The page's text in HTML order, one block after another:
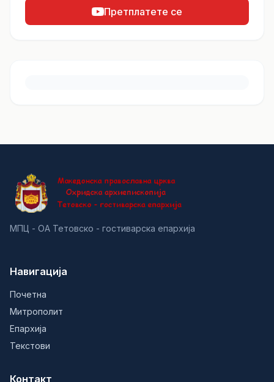
Претплатете се
МПЦ - ОА Тетовско - гостиварска епархија
Навигација
Почетна
Митрополит
Епархија
Текстови
Контакт